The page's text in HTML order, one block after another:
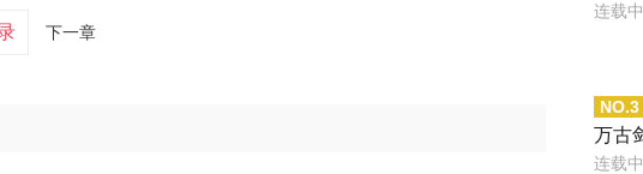
下一章
霍太
连载中
NO.3
万古
连载中